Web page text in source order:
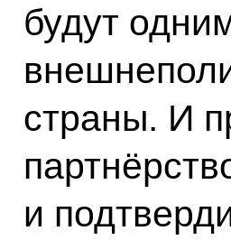
будут
страны. И
и